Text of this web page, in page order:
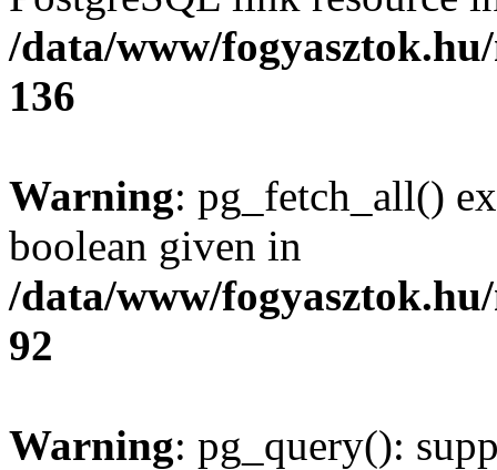
/data/www/
136
Warning: pg_fetch_all()
boolean given in
/data/www/
92
Warning: pg_query():